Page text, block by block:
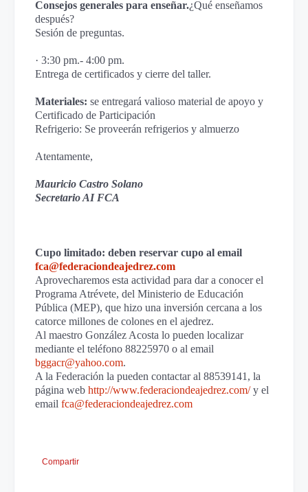
Consejos generales para enseñar.¿Qué enseñamos
después?
Sesión de preguntas.
· 3:30 pm.- 4:00 pm.
Entrega de certificados y cierre del taller.
Materiales: se entregará valioso material de apoyo y
Certificado de Participación
Refrigerio: Se proveerán refrigerios y almuerzo
Atentamente,
Mauricio Castro Solano
Secretario AI FCA
Cupo limitado: deben reservar cupo al email
fca@federaciondeajedrez.com
Aprovecharemos esta actividad para dar a conocer el
Programa Atrévete, del Ministerio de Educación
Pública (MEP), que hizo una inversión cercana a los
catorce millones de colones en el ajedrez.
Al maestro González Acosta lo pueden localizar
mediante el teléfono 88225970 o al email
bggacr@yahoo.com.
A la Federación la pueden contactar al 88539141, la
página web http://www.federaciondeajedrez.com/y el
email fca@federaciondeajedrez.com
Compartir